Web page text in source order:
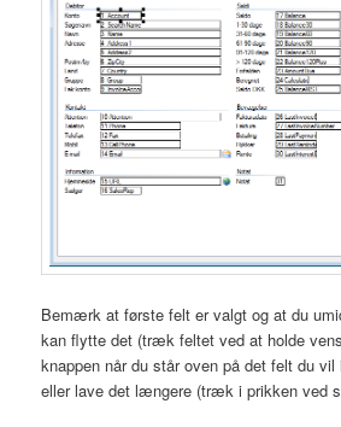
Bemærk at første felt er valgt og at du
kan flytte det (træk feltet ved at holde
knappen når du står oven på det felt du
eller lave det længere (træk i prikken ved